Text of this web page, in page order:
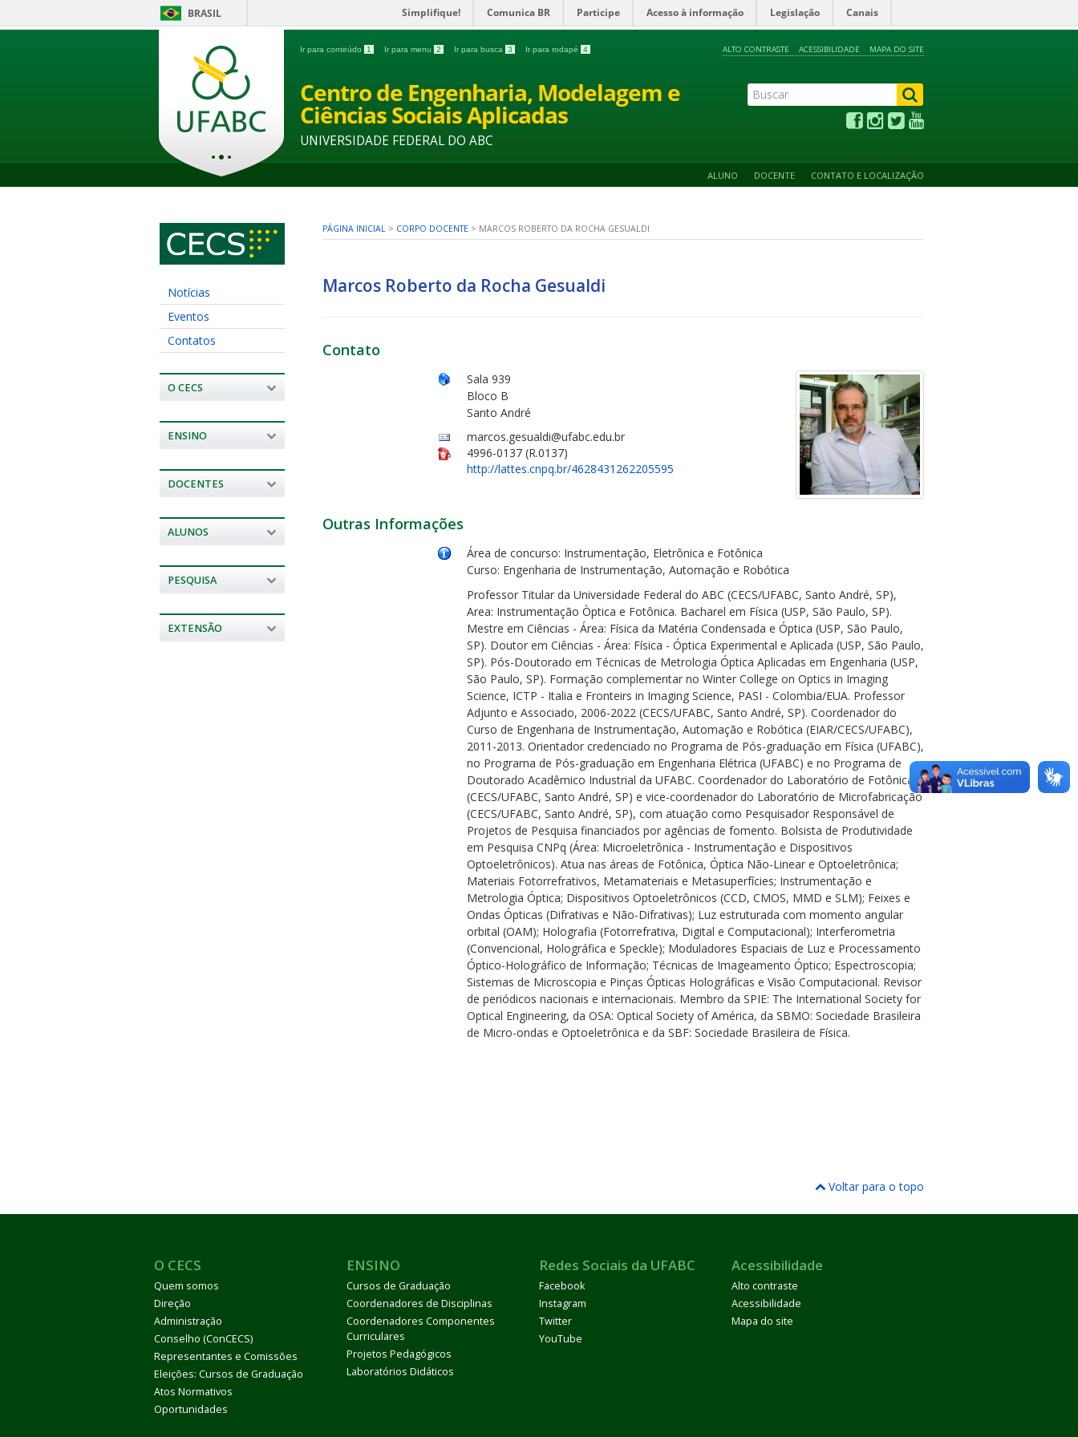
BRASIL Simplifique! Comunica BR Participe Acesso à informação Legislação Canais
Ir para conteúdo 1 Ir para menu 2 Ir para busca 3 Ir para rodapé 4 ALTO CONTRASTE ACESSIBILIDADE MAPA DO SITE
Centro de Engenharia, Modelagem e
Ciências Sociais Aplicadas
UNIVERSIDADE FEDERAL DO ABC
ALUNO DOCENTE CONTATO E LOCALIZAÇÃO
Notícias
Eventos
Contatos
O CECS
ENSINO
DOCENTES
ALUNOS
PESQUISA
EXTENSÃO
PÁGINA INICIAL > CORPO DOCENTE > MARCOS ROBERTO DA ROCHA GESUALDI
Marcos Roberto da Rocha Gesualdi
Contato
Sala 939
Bloco B
Santo André
marcos.gesualdi@ufabc.edu.br
4996-0137 (R.0137)
http://lattes.cnpq.br/4628431262205595
Outras Informações
Área de concurso: Instrumentação, Eletrônica e Fotônica
Curso: Engenharia de Instrumentação, Automação e Robótica
Professor Titular da Universidade Federal do ABC (CECS/UFABC, Santo André, SP),
Area: Instrumentação Òptica e Fotônica. Bacharel em Física (USP, São Paulo, SP).
Mestre em Ciências - Área: Física da Matéria Condensada e Óptica (USP, São Paulo,
SP). Doutor em Ciências - Área: Física - Óptica Experimental e Aplicada (USP, São Paulo,
SP). Pós-Doutorado em Técnicas de Metrologia Óptica Aplicadas em Engenharia (USP,
São Paulo, SP). Formação complementar no Winter College on Optics in Imaging
Science, ICTP - Italia e Fronteirs in Imaging Science, PASI - Colombia/EUA. Professor
Adjunto e Associado, 2006-2022 (CECS/UFABC, Santo André, SP). Coordenador do
Curso de Engenharia de Instrumentação, Automação e Robótica (EIAR/CECS/UFABC),
2011-2013. Orientador credenciado no Programa de Pós-graduação em Física (UFABC),
no Programa de Pós-graduação em Engenharia Elétrica (UFABC) e no Programa de
Doutorado Acadêmico Industrial da UFABC. Coordenador do Laboratório de Fotônica
(CECS/UFABC, Santo André, SP) e vice-coordenador do Laboratório de Microfabricação
(CECS/UFABC, Santo André, SP), com atuação como Pesquisador Responsável de
Projetos de Pesquisa financiados por agências de fomento. Bolsista de Produtividade
em Pesquisa CNPq (Área: Microeletrônica - Instrumentação e Dispositivos
Optoeletrônicos). Atua nas áreas de Fotônica, Óptica Não-Linear e Optoeletrônica;
Materiais Fotorrefrativos, Metamateriais e Metasuperfícies; Instrumentação e
Metrologia Óptica; Dispositivos Optoeletrônicos (CCD, CMOS, MMD e SLM); Feixes e
Ondas Ópticas (Difrativas e Não-Difrativas); Luz estruturada com momento angular
orbital (OAM); Holografia (Fotorrefrativa, Digital e Computacional); Interferometria
(Convencional, Holográfica e Speckle); Moduladores Espaciais de Luz e Processamento
Óptico-Holográfico de Informação; Técnicas de Imageamento Óptico; Espectroscopia;
Sistemas de Microscopia e Pinças Ópticas Holográficas e Visão Computacional. Revisor
de periódicos nacionais e internacionais. Membro da SPIE: The International Society for
Optical Engineering, da OSA: Optical Society of América, da SBMO: Sociedade Brasileira
de Micro-ondas e Optoeletrônica e da SBF: Sociedade Brasileira de Física.
Voltar para o topo
O CECS
Quem somos
Direção
Administração
Conselho (ConCECS)
Representantes e Comissões
Eleições: Cursos de Graduação
Atos Normativos
Oportunidades
ENSINO
Cursos de Graduação
Coordenadores de Disciplinas
Coordenadores Componentes
Curriculares
Projetos Pedagógicos
Laboratórios Didáticos
Redes Sociais da UFABC
Facebook
Instagram
Twitter
YouTube
Acessibilidade
Alto contraste
Acessibilidade
Mapa do site